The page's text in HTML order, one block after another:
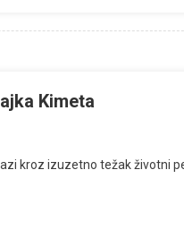
Kimeta
kroz izuzetno težak životni